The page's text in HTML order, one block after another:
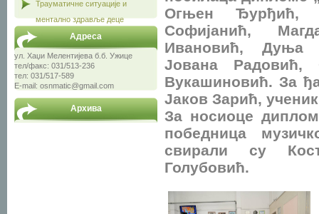
Трауматичне ситуације и
ментално здравље деце
Адреса
ул. Хаџи Мелентијева б.б. Ужице
тел/факс: 031/513-236
тел: 031/517-589
E-mail: osnmatic@gmail.com
Архива
Огњен Ђурђић,
Софијанић,
Ивановић, Дуња
Јована
Вукашиновић. За
Јаков Зарић,
За носиоце
победница
свирали су
Голубовић.